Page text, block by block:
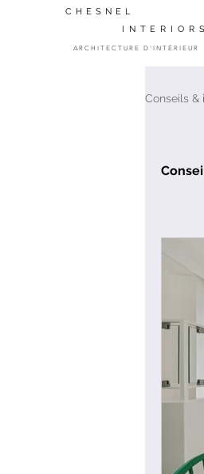
CHESNEL
INTERIORS
ARCHITECTURE D'INTÉRIEUR
Conseils &